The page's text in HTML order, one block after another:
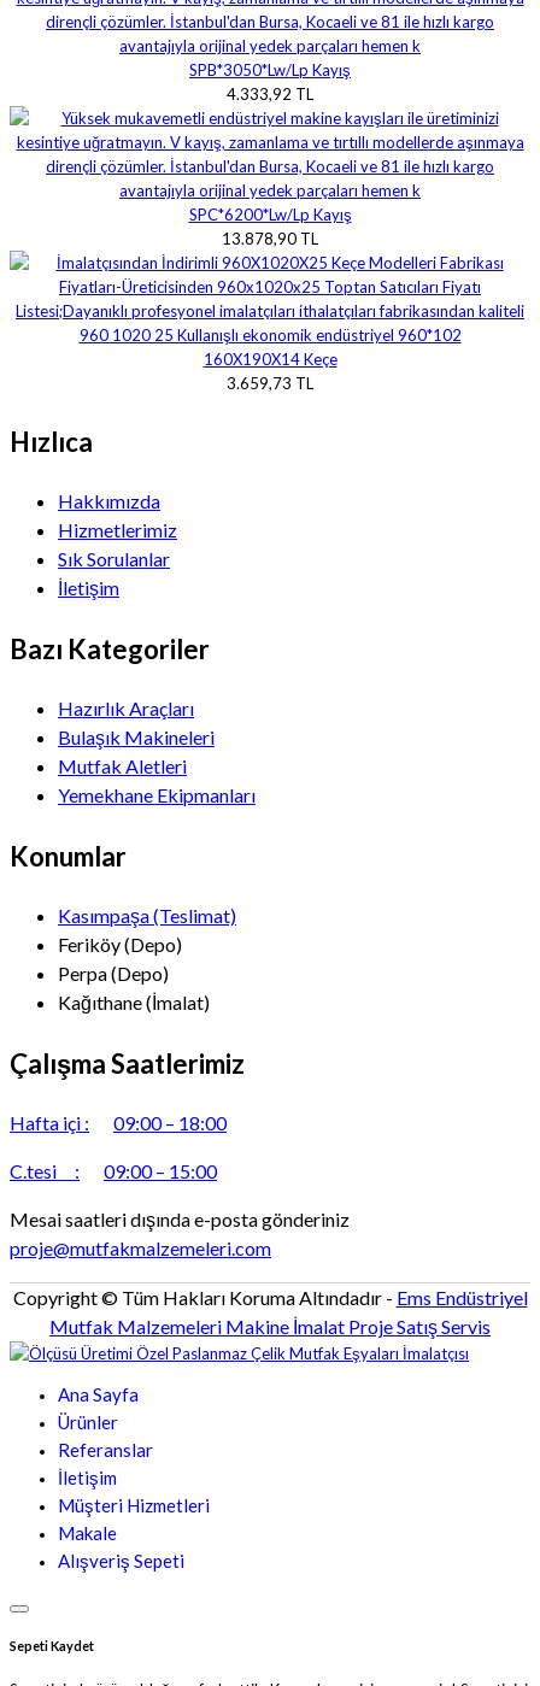
SPB*3050*Lw/Lp Kayış
4.333,92 TL
SPC*6200*Lw/Lp Kayış
13.878,90 TL
160X190X14 Keçe
3.659,73 TL
Hızlıca
Hakkımızda
Hizmetlerimiz
Sık Sorulanlar
İletişim
Bazı Kategoriler
Hazırlık Araçları
Bulaşık Makineleri
Mutfak Aletleri
Yemekhane Ekipmanları
Konumlar
Kasımpaşa (Teslimat)
Feriköy (Depo)
Perpa (Depo)
Kağıthane (İmalat)
Çalışma Saatlerimiz
Hafta içi : 09:00 – 18:00
C.tesi : 09:00 – 15:00
Mesai saatleri dışında e-posta gönderiniz
proje@mutfakmalzemeleri.com
Copyright © Tüm Hakları Koruma Altındadır - Ems Endüstriyel
Mutfak Malzemeleri Makine İmalat Proje Satış Servis
Ana Sayfa
Ürünler
Referanslar
İletişim
Müşteri Hizmetleri
Makale
Alışveriş Sepeti
Sepeti Kaydet